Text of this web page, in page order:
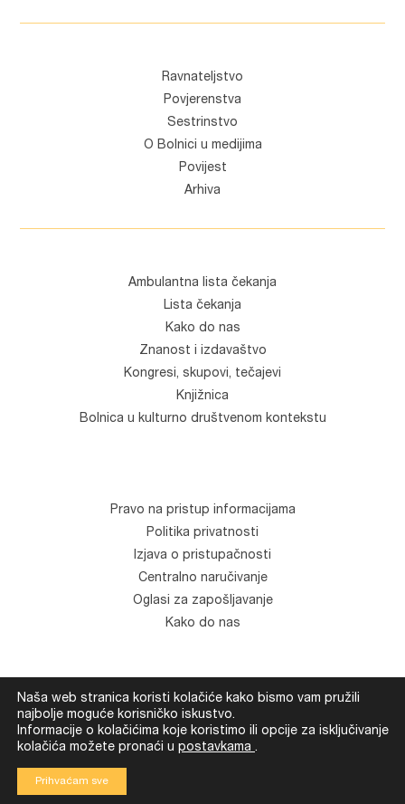
Ravnateljstvo
Povjerenstva
Sestrinstvo
O Bolnici u medijima
Povijest
Arhiva
Ambulantna lista čekanja
Lista čekanja
Kako do nas
Znanost i izdavaštvo
Kongresi, skupovi, tečajevi
Knjižnica
Bolnica u kulturno društvenom kontekstu
Pravo na pristup informacijama
Politika privatnosti
Izjava o pristupačnosti
Centralno naručivanje
Oglasi za zapošljavanje
Kako do nas
© Klinika za psihijatriju "Vrapče". Sva prava zadržana.
DevelopmentDevexus
Naša web stranica koristi kolačiće kako bismo vam pružili
najbolje moguće korisničko iskustvo.
Informacije o kolačićima koje koristimo ili opcije za isključivanje
kolačića možete pronaći u postavkama .
Prihvaćam sve